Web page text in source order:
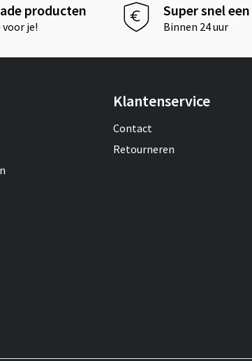
producten
voor je!
Super snel
Binnen 24 uur
Klantenservice
Contact
Retourneren